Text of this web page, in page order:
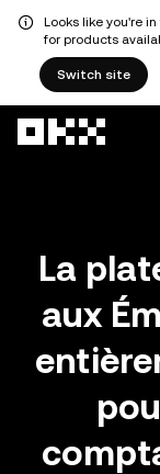
Looks like you're
for products
Switch site
La
aux